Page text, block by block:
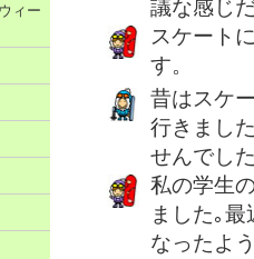
議な感じ
スケート
す。
昔はスケ
行きまし
せんでし
私の学生
ました｡
なったよ
ィー